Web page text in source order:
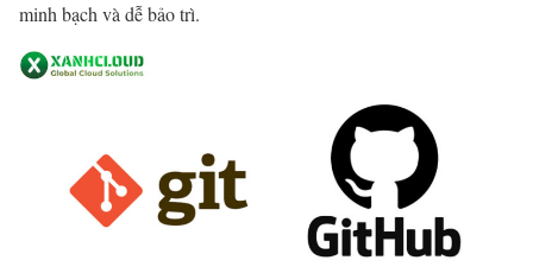
minh bạch và dễ bảo trì.